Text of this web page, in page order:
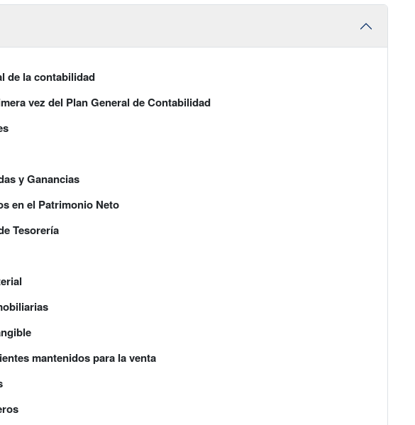
de la contabilidad
vez del Plan General de Contabilidad
y Ganancias
en el Patrimonio Neto
Tesorería
mantenidos para la venta